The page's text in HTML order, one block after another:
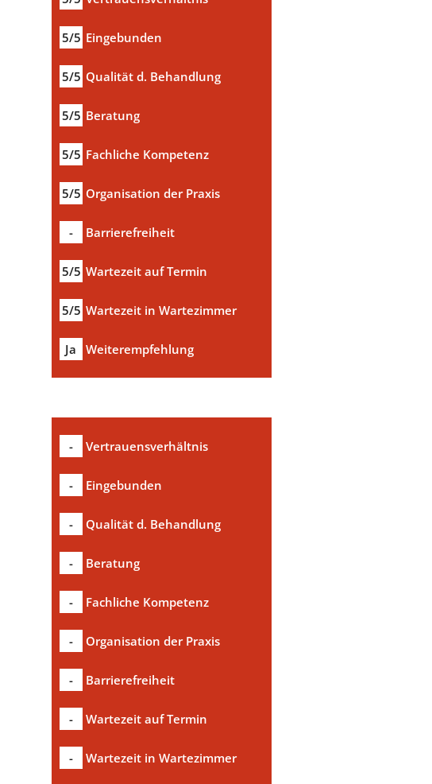
5/5 Eingebunden
5/5 Qualität d. Behandlung
5/5 Beratung
5/5 Fachliche Kompetenz
5/5 Organisation der Praxis
- Barrierefreiheit
5/5 Wartezeit auf Termin
5/5 Wartezeit in Wartezimmer
Ja Weiterempfehlung
- Vertrauensverhältnis
- Eingebunden
- Qualität d. Behandlung
- Beratung
- Fachliche Kompetenz
- Organisation der Praxis
- Barrierefreiheit
- Wartezeit auf Termin
- Wartezeit in Wartezimmer